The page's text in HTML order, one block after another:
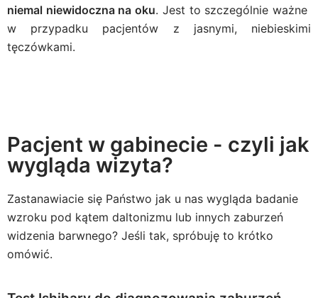
niemal niewidoczna na oku. Jest to szczególnie ważne
w przypadku pacjentów z jasnymi, niebieskimi
tęczówkami.
Pacjent w gabinecie - czyli jak
wygląda wizyta?
Zastanawiacie się Państwo jak u nas wygląda badanie
wzroku pod kątem daltonizmu lub innych zaburzeń
widzenia barwnego? Jeśli tak, spróbuję to krótko
omówić.